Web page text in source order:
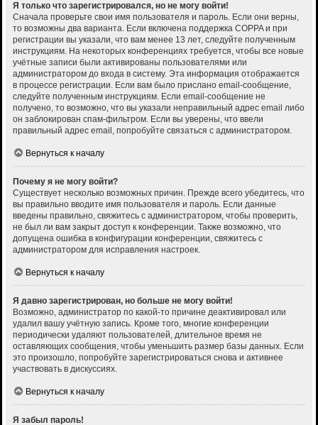
Я только что зарегистрировался, но не могу войти!
Сначала проверьте свои имя пользователя и пароль. Если они верны,
то возможны два варианта. Если включена поддержка COPPA и при
регистрации вы указали, что вам менее 13 лет, следуйте полученным
инструкциям. На некоторых конференциях требуется, чтобы все новые
учётные записи были активированы пользователями или
администратором до входа в систему. Эта информация отображается
в процессе регистрации. Если вам было прислано email-сообщение,
следуйте полученным инструкциям. Если email-сообщение не
получено, то возможно, что вы указали неправильный адрес email либо
он заблокирован спам-фильтром. Если вы уверены, что ввели
правильный адрес email, попробуйте связаться с администратором.
Вернуться к началу
Почему я не могу войти?
Существует несколько возможных причин. Прежде всего убедитесь, что
вы правильно вводите имя пользователя и пароль. Если данные
введены правильно, свяжитесь с администратором, чтобы проверить,
не был ли вам закрыт доступ к конференции. Также возможно, что
допущена ошибка в конфигурации конференции, свяжитесь с
администратором для исправления настроек.
Вернуться к началу
Я давно зарегистрирован, но больше не могу войти!
Возможно, администратор по какой-то причине деактивировал или
удалил вашу учётную запись. Кроме того, многие конференции
периодически удаляют пользователей, длительное время не
оставляющих сообщения, чтобы уменьшить размер базы данных. Если
это произошло, попробуйте зарегистрироваться снова и активнее
участвовать в дискуссиях.
Вернуться к началу
Я забыл пароль!